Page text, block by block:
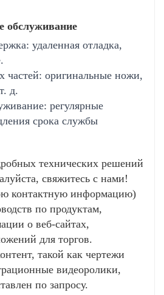
обслуживание
удаленная отладка,
частей: оригинальные ножи,
д.
регулярные
срока службы
технических решений
свяжитесь с нами!
контактную информацию)
по продуктам,
о веб-сайтах,
для торгов.
такой как чертежи
видеоролики,
по запросу.